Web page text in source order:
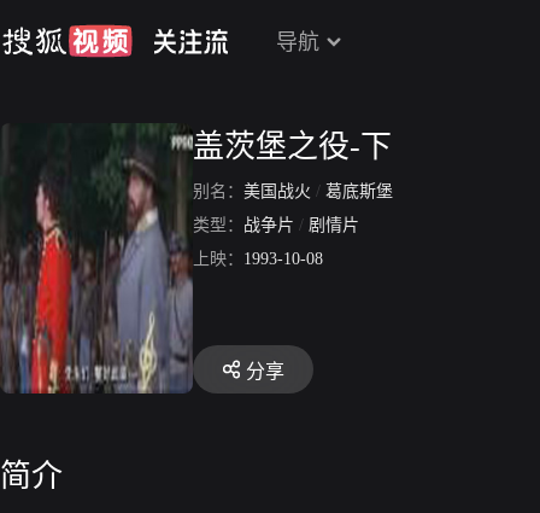
导航
盖茨堡之役-下
别名： 美国战火 / 葛底斯堡
类型： 战争片 / 剧情片
上映： 1993-10-08
分享
简介